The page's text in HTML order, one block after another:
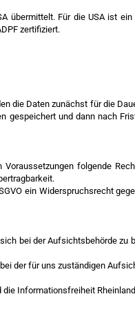
übermittelt. Für die USA ist
zertifiziert.
die Daten zunächst für die
gespeichert und dann nach
Voraussetzungen folgende
ein Widerspruchsrecht
bei der Aufsichtsbehörde
der für uns zuständigen
Informationsfreiheit